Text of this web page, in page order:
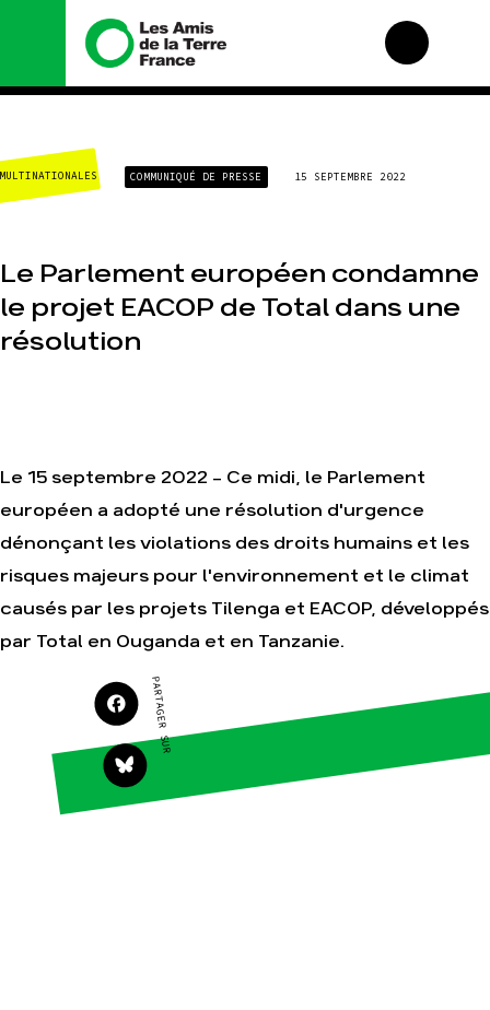
Nous connaître
Histoire
Valeurs
Équipes et
fonctionnement
Le réseau dans le
Total, rendez-vous au
Mode : une tendance
Agir
Faire un don
S'engager sur le
terrain
Agir au quotidien
campagnes
Transmettre tout ou
partie de son
patrimoine
Télécharger
gratuitement les
guides éco-citoyens
Nos thématiques
Agriculture
Forêts
CLIMAT-ÉNERGIE COMMUNIQUÉ DE PRESSE 15 SEPTEMBRE 2022
Le Parlement européen condamne
le projet EACOP de Total dans une
résolution
Le 15 septembre 2022 - Ce midi, le Parlement
européen a adopté une résolution d'urgence
dénonçant les violations des droits humains et les
risques majeurs pour l'environnement et le climat
causés par les projets Tilenga et EACOP, développés
par Total en Ouganda et en Tanzanie.
PARTAGER SUR